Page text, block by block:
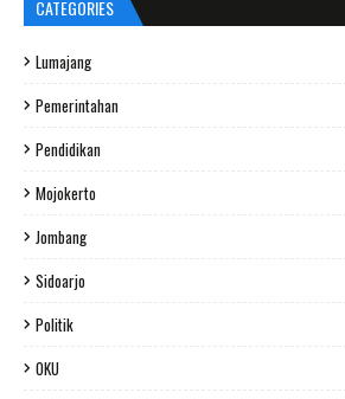
CATEGORIES
Lumajang
Pemerintahan
Pendidikan
Mojokerto
Jombang
Sidoarjo
Politik
OKU